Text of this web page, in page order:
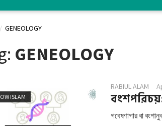
GENEOLOGY
GENEOLOGY
ISLAM
RABIUL ALAM
গবেষণাগার বা